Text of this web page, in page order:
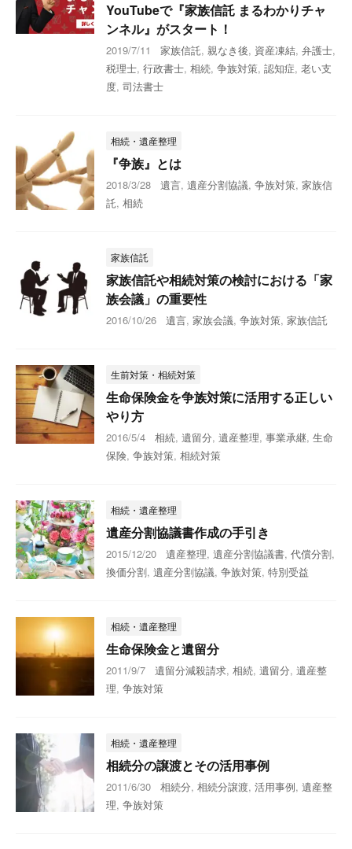
YouTubeで『家族信託 まるわかりチャ
ンネル』がスタート！
2019/7/11 家族信託, 親なき後, 資産凍結, 弁護士,
税理士, 行政書士, 相続, 争族対策, 認知症, 老い支
度, 司法書士
相続・遺産整理
『争族』とは
2018/3/28 遺言, 遺産分割協議, 争族対策, 家族信
託, 相続
家族信託
家族信託や相続対策の検討における「家
族会議」の重要性
2016/10/26 遺言, 家族会議, 争族対策, 家族信託
生前対策・相続対策
生命保険金を争族対策に活用する正しい
やり方
2016/5/4 相続, 遺留分, 遺産整理, 事業承継, 生命
保険, 争族対策, 相続対策
相続・遺産整理
遺産分割協議書作成の手引き
2015/12/20 遺産整理, 遺産分割協議書, 代償分割,
換価分割, 遺産分割協議, 争族対策, 特別受益
相続・遺産整理
生命保険金と遺留分
2011/9/7 遺留分減殺請求, 相続, 遺留分, 遺産整
理, 争族対策
相続・遺産整理
相続分の譲渡とその活用事例
2011/6/30 相続分, 相続分譲渡, 活用事例, 遺産整
理, 争族対策